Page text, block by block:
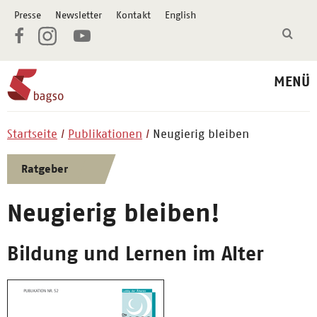
Presse Newsletter Kontakt English
MENÜ
Startseite Publikationen Neugierig bleiben
Ratgeber
Neugierig bleiben!
Bildung und Lernen im Alter